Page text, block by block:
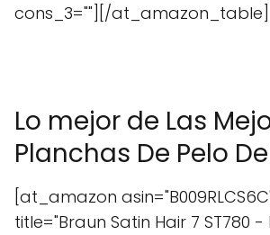
cons_3=""][/at_amazon_table]
Lo mejor de Las
Planchas De Pelo
[at_amazon
title="Braun Satin Hair 7 ST780